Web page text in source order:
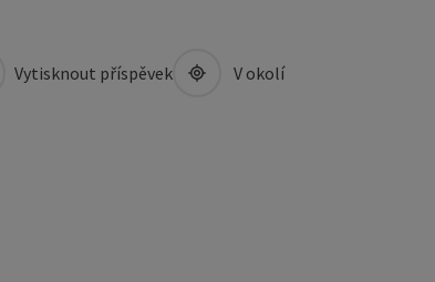
Vytisknout příspěvek V okolí